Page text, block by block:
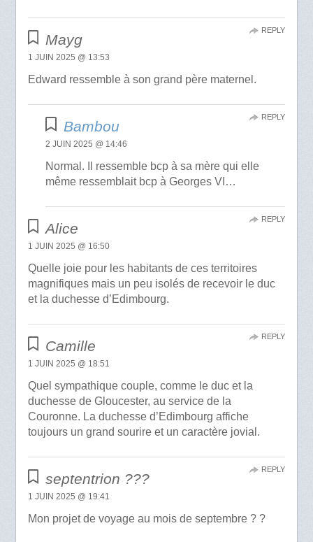
Mayg
1 JUIN 2025 @ 13:53
Edward ressemble à son grand père maternel.
REPLY
Bambou
2 JUIN 2025 @ 14:46
Normal. Il ressemble bcp à sa mère qui elle
même ressemblait bcp à Georges VI…
REPLY
Alice
1 JUIN 2025 @ 16:50
Quelle joie pour les habitants de ces territoires
magnifiques mais un peu isolés de recevoir le duc
et la duchesse d’Edimbourg.
REPLY
Camille
1 JUIN 2025 @ 18:51
Quel sympathique couple, comme le duc et la
duchesse de Gloucester, au service de la
Couronne. La duchesse d’Edimbourg affiche
toujours un grand sourire et un caractère jovial.
REPLY
septentrion ???
1 JUIN 2025 @ 19:41
Mon projet de voyage au mois de septembre ? ?
REPLY